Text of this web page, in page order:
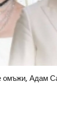
омъжи, Адам